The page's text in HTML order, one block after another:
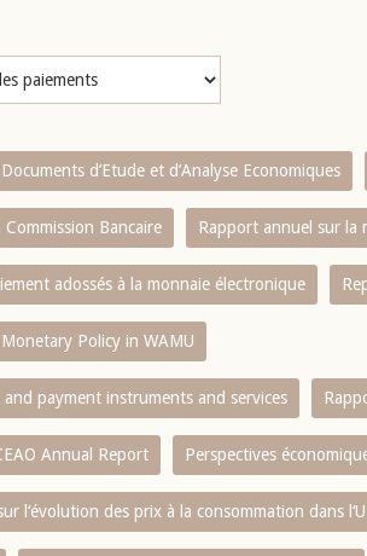
Documents d’Etude et d’Analyse Economiques
Bancaire Rapport annuel sur la
adossés à la monnaie électronique
Policy in WAMU
payment instruments and services
Annual Report Perspectives
l‘évolution des prix à la consommation dans